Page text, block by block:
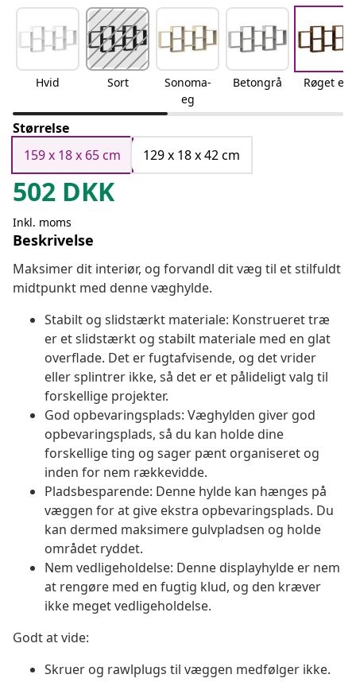
Hvid Sort
Sonoma-
eg
Betongrå Røget eg
Størrelse
159 x 18 x 65 cm
129 x 18 x 42 cm
502 DKK
Inkl. moms
Beskrivelse
Maksimer dit interiør, og forvandl dit væg til et stilfuldt
midtpunkt med denne væghylde.
Stabilt og slidstærkt materiale: Konstrueret træ
er et slidstærkt og stabilt materiale med en glat
overflade. Det er fugtafvisende, og det vrider
eller splintrer ikke, så det er et pålideligt valg til
forskellige projekter.
God opbevaringsplads: Væghylden giver god
opbevaringsplads, så du kan holde dine
forskellige ting og sager pænt organiseret og
inden for nem rækkevidde.
Pladsbesparende: Denne hylde kan hænges på
væggen for at give ekstra opbevaringsplads. Du
kan dermed maksimere gulvpladsen og holde
området ryddet.
Nem vedligeholdelse: Denne displayhylde er nem
at rengøre med en fugtig klud, og den kræver
ikke meget vedligeholdelse.
Godt at vide:
Skruer og rawlplugs til væggen medfølger ikke.